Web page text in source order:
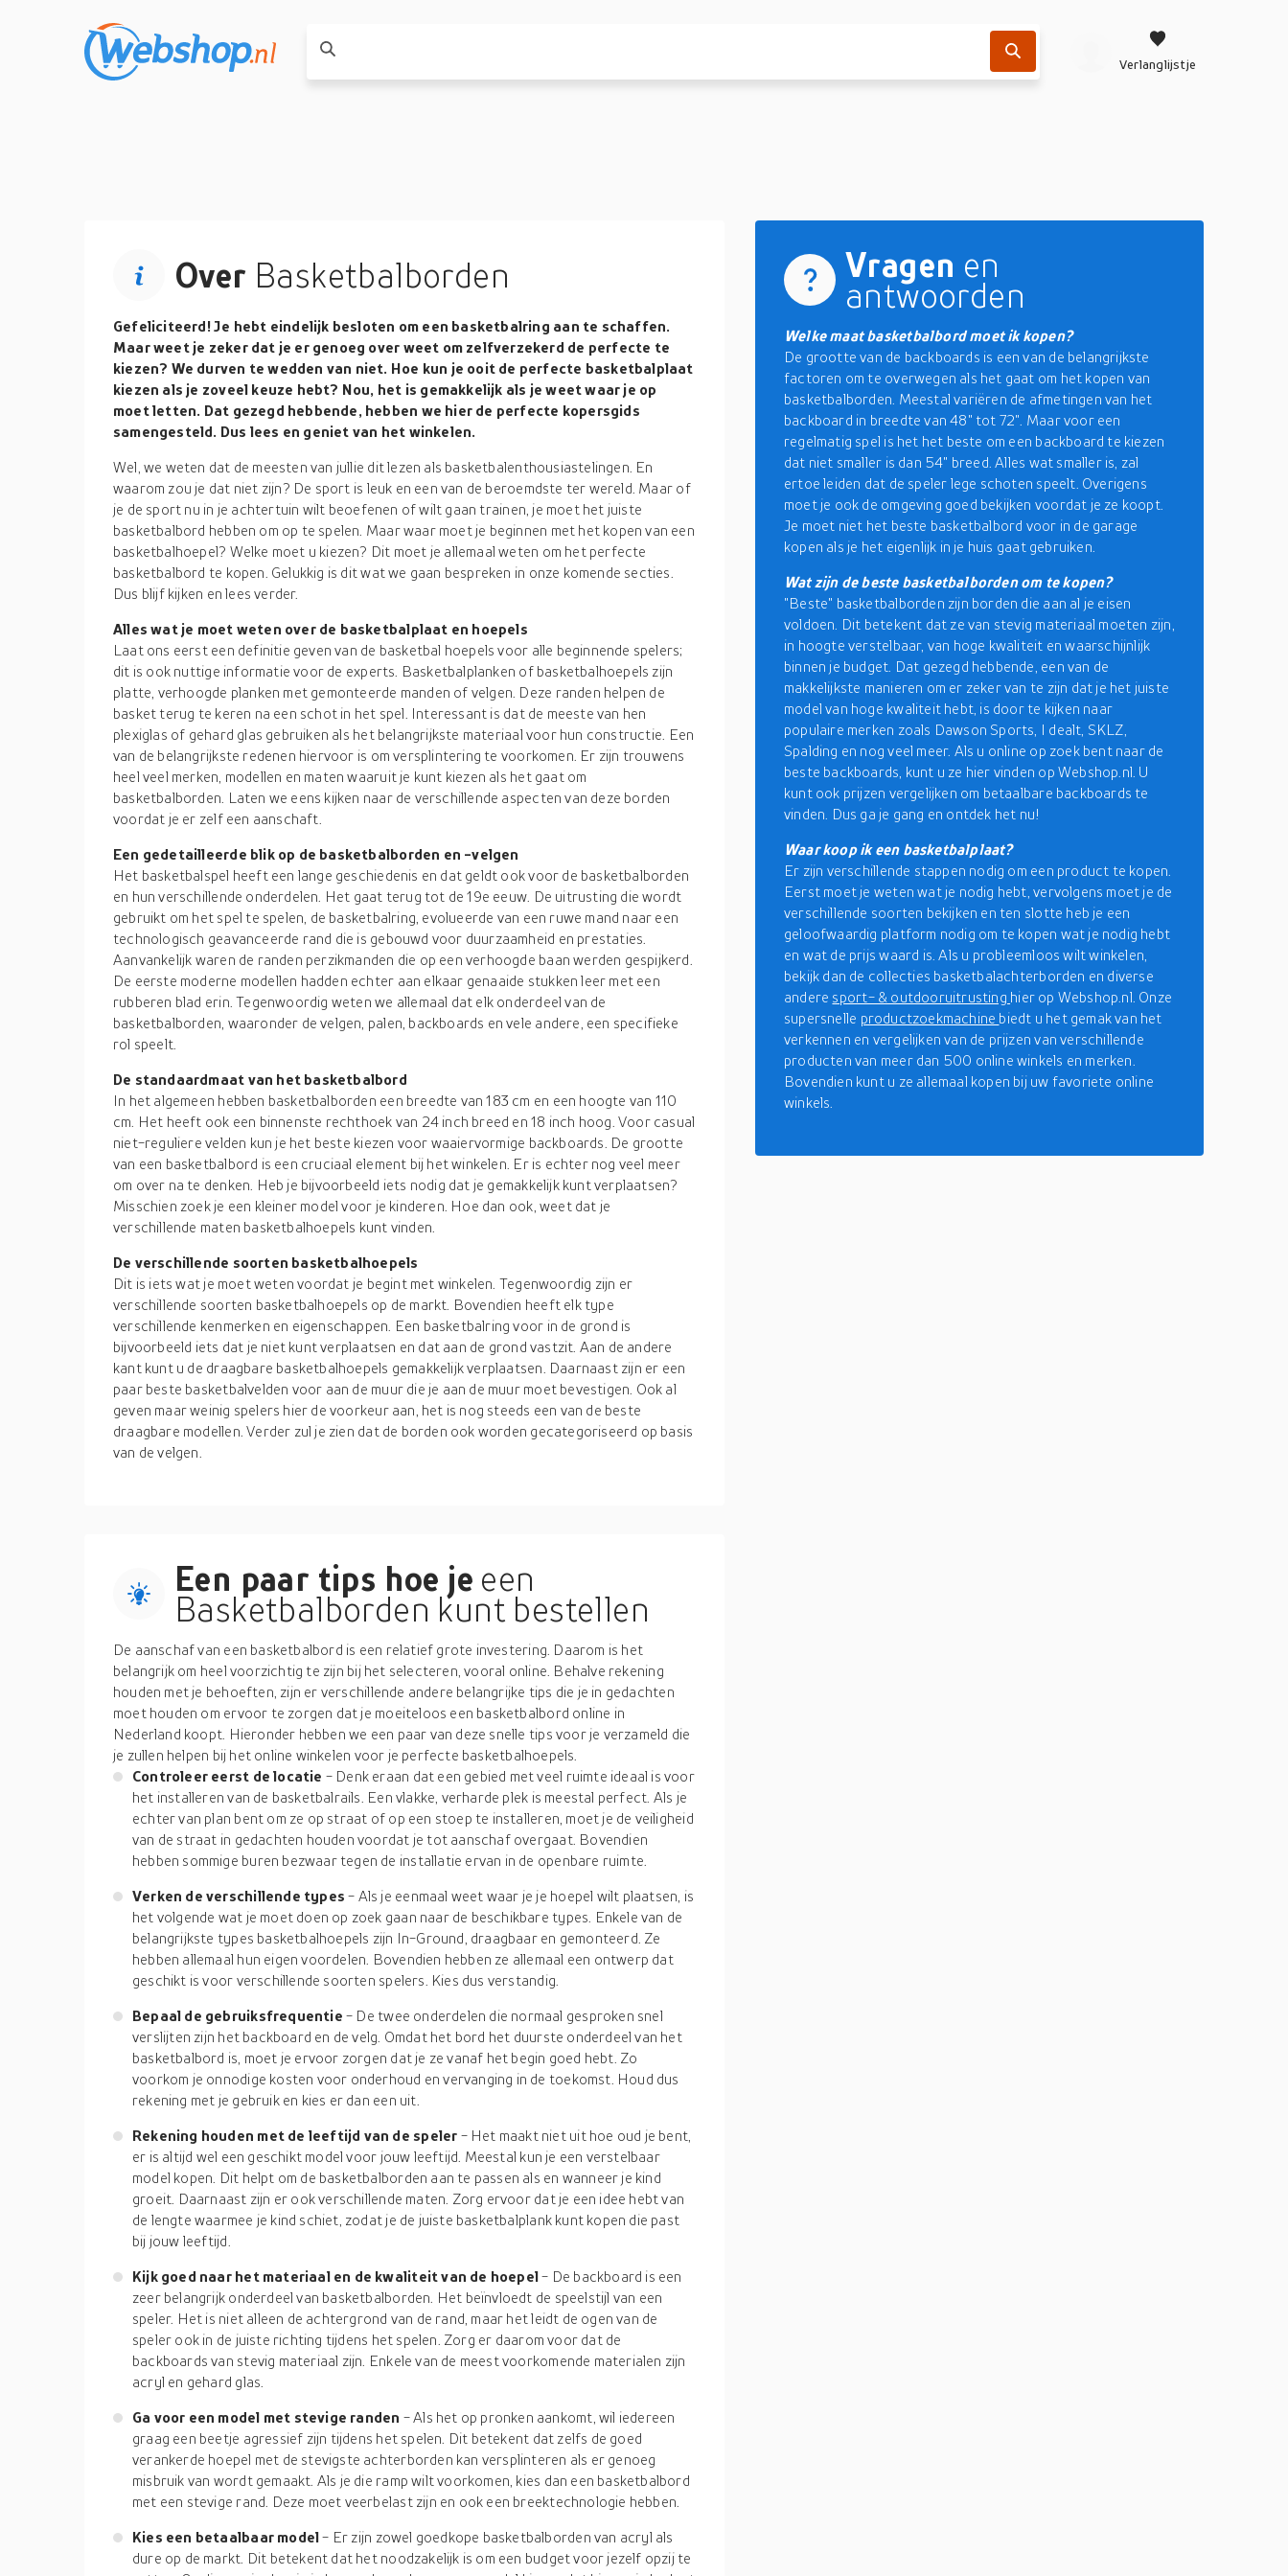
Verlanglijstje
Over Basketbalborden
Gefeliciteerd! Je hebt eindelijk besloten om een basketbalring aan te schaffen.
Maar weet je zeker dat je er genoeg over weet om zelfverzekerd de perfecte te
kiezen? We durven te wedden van niet. Hoe kun je ooit de perfecte basketbalplaat
kiezen als je zoveel keuze hebt? Nou, het is gemakkelijk als je weet waar je op
moet letten. Dat gezegd hebbende, hebben we hier de perfecte kopersgids
samengesteld. Dus lees en geniet van het winkelen.
Wel, we weten dat de meesten van jullie dit lezen als basketbalenthousiastelingen. En
waarom zou je dat niet zijn? De sport is leuk en een van de beroemdste ter wereld. Maar of
je de sport nu in je achtertuin wilt beoefenen of wilt gaan trainen, je moet het juiste
basketbalbord hebben om op te spelen. Maar waar moet je beginnen met het kopen van een
basketbalhoepel? Welke moet u kiezen? Dit moet je allemaal weten om het perfecte
basketbalbord te kopen. Gelukkig is dit wat we gaan bespreken in onze komende secties.
Dus blijf kijken en lees verder.
Alles wat je moet weten over de basketbalplaat en hoepels
Laat ons eerst een definitie geven van de basketbal hoepels voor alle beginnende spelers;
dit is ook nuttige informatie voor de experts. Basketbalplanken of basketbalhoepels zijn
platte, verhoogde planken met gemonteerde manden of velgen. Deze randen helpen de
basket terug te keren na een schot in het spel. Interessant is dat de meeste van hen
plexiglas of gehard glas gebruiken als het belangrijkste materiaal voor hun constructie. Een
van de belangrijkste redenen hiervoor is om versplintering te voorkomen. Er zijn trouwens
heel veel merken, modellen en maten waaruit je kunt kiezen als het gaat om
basketbalborden. Laten we eens kijken naar de verschillende aspecten van deze borden
voordat je er zelf een aanschaft.
Een gedetailleerde blik op de basketbalborden en -velgen
Het basketbalspel heeft een lange geschiedenis en dat geldt ook voor de basketbalborden
en hun verschillende onderdelen. Het gaat terug tot de 19e eeuw. De uitrusting die wordt
gebruikt om het spel te spelen, de basketbalring, evolueerde van een ruwe mand naar een
technologisch geavanceerde rand die is gebouwd voor duurzaamheid en prestaties.
Aanvankelijk waren de randen perzikmanden die op een verhoogde baan werden gespijkerd.
De eerste moderne modellen hadden echter aan elkaar genaaide stukken leer met een
rubberen blad erin. Tegenwoordig weten we allemaal dat elk onderdeel van de
basketbalborden, waaronder de velgen, palen, backboards en vele andere, een specifieke
rol speelt.
De standaardmaat van het basketbalbord
In het algemeen hebben basketbalborden een breedte van 183 cm en een hoogte van 110
cm. Het heeft ook een binnenste rechthoek van 24 inch breed en 18 inch hoog. Voor casual
niet-reguliere velden kun je het beste kiezen voor waaiervormige backboards. De grootte
van een basketbalbord is een cruciaal element bij het winkelen. Er is echter nog veel meer
om over na te denken. Heb je bijvoorbeeld iets nodig dat je gemakkelijk kunt verplaatsen?
Misschien zoek je een kleiner model voor je kinderen. Hoe dan ook, weet dat je
verschillende maten basketbalhoepels kunt vinden.
De verschillende soorten basketbalhoepels
Dit is iets wat je moet weten voordat je begint met winkelen. Tegenwoordig zijn er
verschillende soorten basketbalhoepels op de markt. Bovendien heeft elk type
verschillende kenmerken en eigenschappen. Een basketbalring voor in de grond is
bijvoorbeeld iets dat je niet kunt verplaatsen en dat aan de grond vastzit. Aan de andere
kant kunt u de draagbare basketbalhoepels gemakkelijk verplaatsen. Daarnaast zijn er een
paar beste basketbalvelden voor aan de muur die je aan de muur moet bevestigen. Ook al
geven maar weinig spelers hier de voorkeur aan, het is nog steeds een van de beste
draagbare modellen. Verder zul je zien dat de borden ook worden gecategoriseerd op basis
van de velgen.
Een paar tips hoe je een
Basketbalborden kunt bestellen
De aanschaf van een basketbalbord is een relatief grote investering. Daarom is het
belangrijk om heel voorzichtig te zijn bij het selecteren, vooral online. Behalve rekening
houden met je behoeften, zijn er verschillende andere belangrijke tips die je in gedachten
moet houden om ervoor te zorgen dat je moeiteloos een basketbalbord online in
Nederland koopt. Hieronder hebben we een paar van deze snelle tips voor je verzameld die
je zullen helpen bij het online winkelen voor je perfecte basketbalhoepels.
Controleer eerst de locatie - Denk eraan dat een gebied met veel ruimte ideaal is voor
het installeren van de basketbalrails. Een vlakke, verharde plek is meestal perfect. Als je
echter van plan bent om ze op straat of op een stoep te installeren, moet je de veiligheid
van de straat in gedachten houden voordat je tot aanschaf overgaat. Bovendien
hebben sommige buren bezwaar tegen de installatie ervan in de openbare ruimte.
Verken de verschillende types- Als je eenmaal weet waar je je hoepel wilt plaatsen, is
het volgende wat je moet doen op zoek gaan naar de beschikbare types. Enkele van de
belangrijkste types basketbalhoepels zijn In-Ground, draagbaar en gemonteerd. Ze
hebben allemaal hun eigen voordelen. Bovendien hebben ze allemaal een ontwerp dat
geschikt is voor verschillende soorten spelers. Kies dus verstandig.
Bepaal de gebruiksfrequentie- De twee onderdelen die normaal gesproken snel
verslijten zijn het backboard en de velg. Omdat het bord het duurste onderdeel van het
basketbalbord is, moet je ervoor zorgen dat je ze vanaf het begin goed hebt. Zo
voorkom je onnodige kosten voor onderhoud en vervanging in de toekomst. Houd dus
rekening met je gebruik en kies er dan een uit.
Rekening houden met de leeftijd van de speler - Het maakt niet uit hoe oud je bent,
er is altijd wel een geschikt model voor jouw leeftijd. Meestal kun je een verstelbaar
model kopen. Dit helpt om de basketbalborden aan te passen als en wanneer je kind
groeit. Daarnaast zijn er ook verschillende maten. Zorg ervoor dat je een idee hebt van
de lengte waarmee je kind schiet, zodat je de juiste basketbalplank kunt kopen die past
bij jouw leeftijd.
Kijk goed naar het materiaal en de kwaliteit van de hoepel- De backboard is een
zeer belangrijk onderdeel van basketbalborden. Het beïnvloedt de speelstijl van een
speler. Het is niet alleen de achtergrond van de rand, maar het leidt de ogen van de
speler ook in de juiste richting tijdens het spelen. Zorg er daarom voor dat de
backboards van stevig materiaal zijn. Enkele van de meest voorkomende materialen zijn
acryl en gehard glas.
Ga voor een model met stevige randen - Als het op pronken aankomt, wil iedereen
graag een beetje agressief zijn tijdens het spelen. Dit betekent dat zelfs de goed
verankerde hoepel met de stevigste achterborden kan versplinteren als er genoeg
misbruik van wordt gemaakt. Als je die ramp wilt voorkomen, kies dan een basketbalbord
met een stevige rand. Deze moet veerbelast zijn en ook een breektechnologie hebben.
Kies een betaalbaar model- Er zijn zowel goedkope basketbalborden van acryl als
dure op de markt. Dit betekent dat het noodzakelijk is om een budget voor jezelf opzij te
Vragen en
antwoorden
Welke maat basketbalbord moet ik kopen?
De grootte van de backboards is een van de belangrijkste
factoren om te overwegen als het gaat om het kopen van
basketbalborden. Meestal variëren de afmetingen van het
backboard in breedte van 48" tot 72". Maar voor een
regelmatig spel is het het beste om een backboard te kiezen
dat niet smaller is dan 54" breed. Alles wat smaller is, zal
ertoe leiden dat de speler lege schoten speelt. Overigens
moet je ook de omgeving goed bekijken voordat je ze koopt.
Je moet niet het beste basketbalbord voor in de garage
kopen als je het eigenlijk in je huis gaat gebruiken.
Wat zijn de beste basketbalborden om te kopen?
"Beste" basketbalborden zijn borden die aan al je eisen
voldoen. Dit betekent dat ze van stevig materiaal moeten zijn,
in hoogte verstelbaar, van hoge kwaliteit en waarschijnlijk
binnen je budget. Dat gezegd hebbende, een van de
makkelijkste manieren om er zeker van te zijn dat je het juiste
model van hoge kwaliteit hebt, is door te kijken naar
populaire merken zoals Dawson Sports, I dealt, SKLZ,
Spalding en nog veel meer. Als u online op zoek bent naar de
beste backboards, kunt u ze hier vinden op Webshop.nl. U
kunt ook prijzen vergelijken om betaalbare backboards te
vinden. Dus ga je gang en ontdek het nu!
Waar koop ik een basketbalplaat?
Er zijn verschillende stappen nodig om een product te kopen.
Eerst moet je weten wat je nodig hebt, vervolgens moet je de
verschillende soorten bekijken en ten slotte heb je een
geloofwaardig platform nodig om te kopen wat je nodig hebt
en wat de prijs waard is. Als u probleemloos wilt winkelen,
bekijk dan de collecties basketbalachterborden en diverse
andere sport- & outdooruitrusting hier op Webshop.nl. Onze
supersnelle productzoekmachine biedt u het gemak van het
verkennen en vergelijken van de prijzen van verschillende
producten van meer dan 500 online winkels en merken.
Bovendien kunt u ze allemaal kopen bij uw favoriete online
winkels.